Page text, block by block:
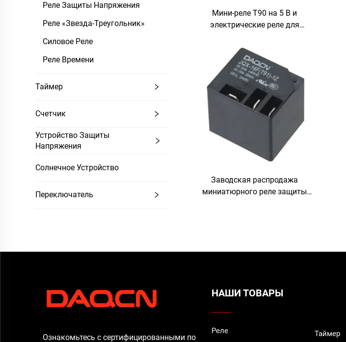
Реле Защиты Напряжения
Реле «Звезда-Треугольник»
Силовое Реле
Реле Времени
Таймер
Счетчик
Устройство Защиты
Напряжения
Солнечное Устройство
Переключатель
Мини-реле T90 на 5 В и
электрические реле для
Заводская распродажа
миниатюрного реле защиты
Ознакомьтесь с сертифицированными по
НАШИ ТОВАРЫ
Реле Таймер